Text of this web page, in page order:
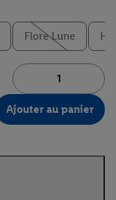
Flore Lune
Ajouter au panier